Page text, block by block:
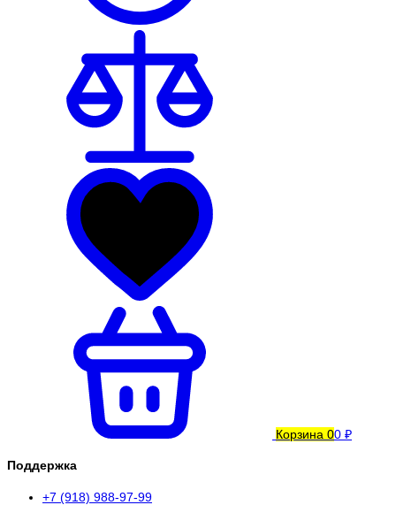
Корзина 00 ₽
Поддержка
+7 (918) 988-97-99